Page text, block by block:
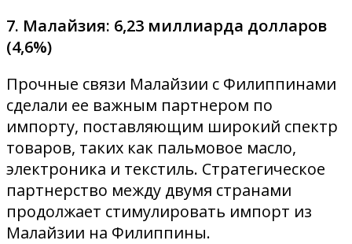
7. Малайзия: 6,23 миллиарда долларов
(4,6%)
Прочные связи Малайзии с Филиппинами
сделали ее важным партнером по
импорту, поставляющим широкий спектр
товаров, таких как пальмовое масло,
электроника и текстиль. Стратегическое
партнерство между двумя странами
продолжает стимулировать импорт из
Малайзии на Филиппины.